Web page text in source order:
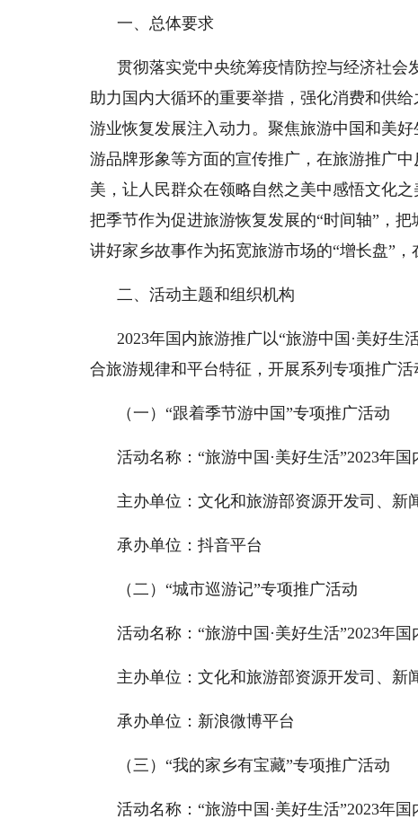
一、总体要求
贯彻落实党中央统筹疫情防控与经济社会
助力国内大循环的重要举措，强化消费和供
游业恢复发展注入动力。聚焦旅游中国和美
游品牌形象等方面的宣传推广，在旅游推广
美，让人民群众在领略自然之美中感悟文化
把季节作为促进旅游恢复发展的“时间轴”，
讲好家乡故事作为拓宽旅游市场的“增长盘”
二、活动主题和组织机构
2023年国内旅游推广以“旅游中国·美好
合旅游规律和平台特征，开展系列专项推广活
（一）“跟着季节游中国”专项推广活动
活动名称：“旅游中国·美好生活”2023年
主办单位：文化和旅游部资源开发司、新
承办单位：抖音平台
（二）“城市巡游记”专项推广活动
活动名称：“旅游中国·美好生活”2023年
主办单位：文化和旅游部资源开发司、新
承办单位：新浪微博平台
（三）“我的家乡有宝藏”专项推广活动
活动名称：“旅游中国·美好生活”2023年